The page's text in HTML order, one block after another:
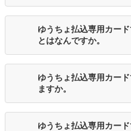
ゆうちょ払込専用カー
とはなんですか。
ゆうちょ払込専用カー
ますか。
ゆうちょ払込専用カー